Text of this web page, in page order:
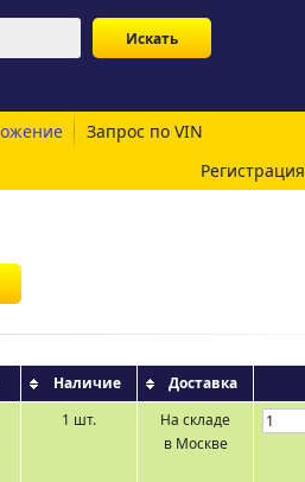
Запрос по VIN
Регистрация
Наличие
Доставка
1 шт.
На складе
в Москве